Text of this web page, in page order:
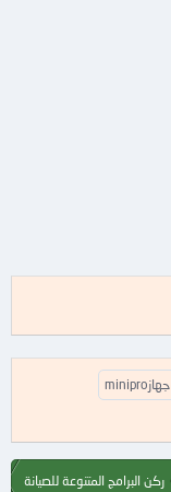
جهازminipro
ركن البرامج المتنوعة للصيانة